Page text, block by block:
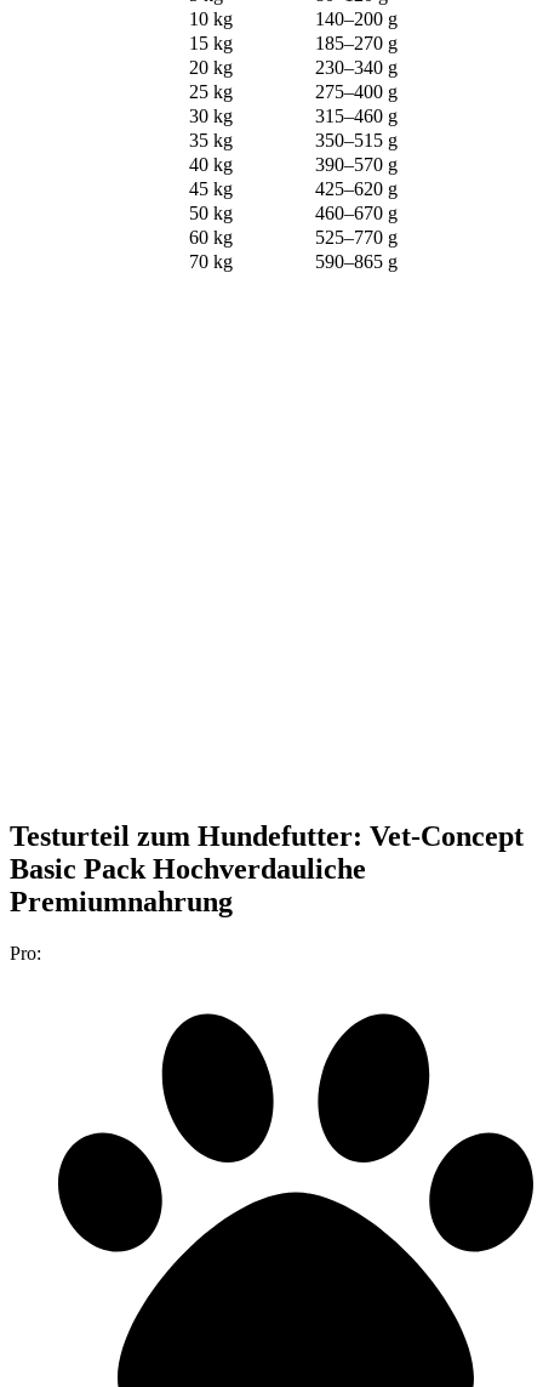
10 kg
140–200 g
15 kg
185–270 g
20 kg
230–340 g
25 kg
275–400 g
30 kg
315–460 g
35 kg
350–515 g
40 kg
390–570 g
45 kg
425–620 g
50 kg
460–670 g
60 kg
525–770 g
70 kg
590–865 g
Testurteil zum Hundefutter: Vet-Concept
Basic Pack Hochverdauliche
Premiumnahrung
Pro: